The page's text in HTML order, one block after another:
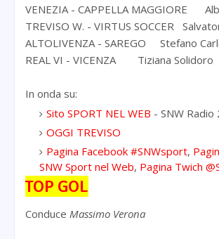
VENEZIA - CAPPELLA MAGGIORE
TREVISO W. - VIRTUS SOCCER
ALTOLIVENZA - SAREGO
Stefano
REAL VI - VICENZA
Tiziana Solidoro
In onda su:
Sito SPORT NEL WEB - SNW Radio
OGGI TREVISO
Pagina Facebook #SNWsport,
SNW Sport nel Web, Pagina Twich
TOP GOL
Conduce Massimo Verona